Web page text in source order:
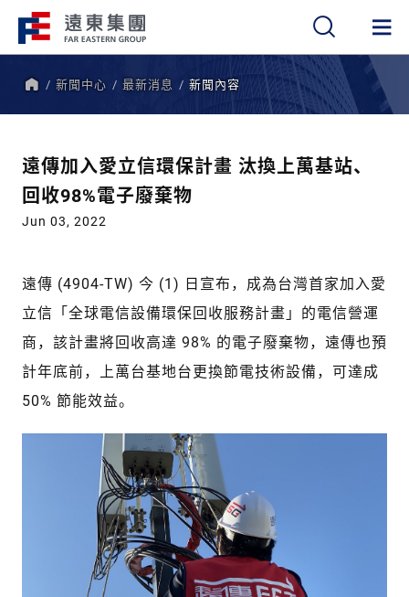
新聞中心 最新消息 新聞內容
遠傳加入愛立信環保計畫 汰換上萬基站、
回收98%電子廢棄物
Jun 03, 2022
遠傳 (4904-TW) 今 (1) 日宣布，成為台灣首家加入愛
立信「全球電信設備環保回收服務計畫」的電信營運
商，該計畫將回收高達 98% 的電子廢棄物，遠傳也預
計年底前，上萬台基地台更換節電技術設備，可達成
50% 節能效益。